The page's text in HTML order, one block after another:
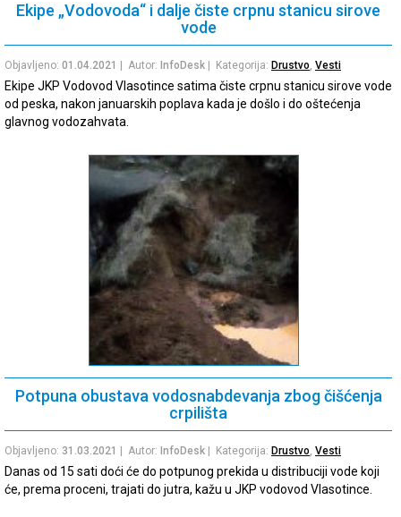
Ekipe „Vodovoda“ i dalje čiste crpnu stanicu sirove
vode
Objavljeno: 01.04.2021 | Autor: InfoDesk | Kategorija: Drustvo, Vesti
Ekipe JKP Vodovod Vlasotince satima čiste crpnu stanicu sirove vode
od peska, nakon januarskih poplava kada je došlo i do oštećenja
glavnog vodozahvata.
Potpuna obustava vodosnabdevanja zbog čišćenja
crpilišta
Objavljeno: 31.03.2021 | Autor: InfoDesk | Kategorija: Drustvo, Vesti
Danas od 15 sati doći će do potpunog prekida u distribuciji vode koji
će, prema proceni, trajati do jutra, kažu u JKP vodovod Vlasotince.